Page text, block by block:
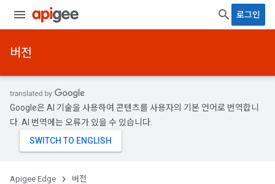
로그인
버전
Google은 AI 기술을 사용하여 콘텐츠를 사용자의 기본 언어로 번역합니
다. AI 번역에는 오류가 있을 수 있습니다.
Apigee Edge 버전